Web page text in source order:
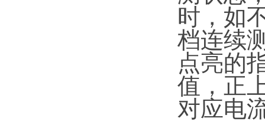
时，如
档连续
点亮的
值，正
对应电